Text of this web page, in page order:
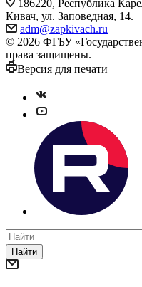
186220, Республика
Кивач, ул. Заповедная, 14.
adm@zapkivach.ru
© 2026 ФГБУ
права защищены.
Версия для печати
Найти